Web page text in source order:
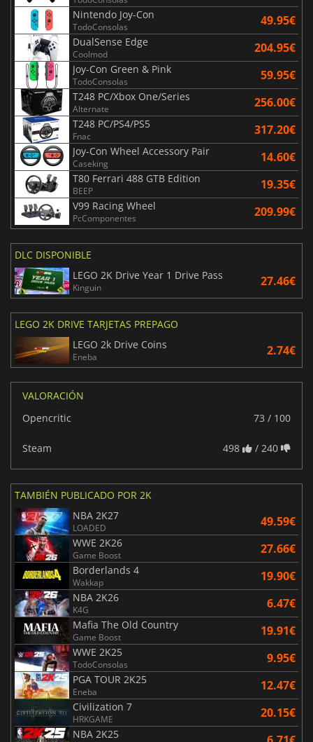
Nintendo Joy-Con
TodoConsolas 49.95€
DualSense Edge
Coolmod 204.95€
Joy-Con Green & Pink
TodoConsolas 59.95€
T248 PC/Xbox One/Series
Alternate 256.00€
T248 PC/PS4/PS5
Fnac 317.20€
Joy-Con Wheel Accessory Pair
Caseking 14.60€
T80 Ferrari 488 GTB Edition
BEEP 19.35€
V99 Racing Wheel
PcComponentes 209.99€
DLC DISPONIBLE
LEGO 2K Drive Year 1 Drive Pass
Kinguin 27.46€
LEGO 2K DRIVE TARJETAS PREPAGO
LEGO 2k Drive Coins
Eneba 2.74€
VALORACIÓN
Opencritic
73 / 100
Steam 498 / 240
TAMBIÉN PUBLICADO POR 2K
NBA 2K27
LOADED 49.59€
WWE 2K26
Game Boost 27.66€
Borderlands 4
Wakkap 19.90€
NBA 2K26
K4G 6.47€
Mafia The Old Country
Game Boost 19.91€
WWE 2K25
TodoConsolas 9.95€
PGA TOUR 2K25
Eneba 12.47€
Civilization 7
HRKGAME 20.15€
NBA 2K25